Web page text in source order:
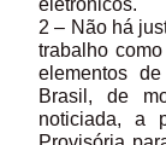
eletrônicos.
2 – Não há
trabalho
elementos
Brasil, de
noticiada, a